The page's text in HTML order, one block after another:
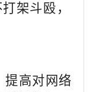
架斗殴，
提高对网络